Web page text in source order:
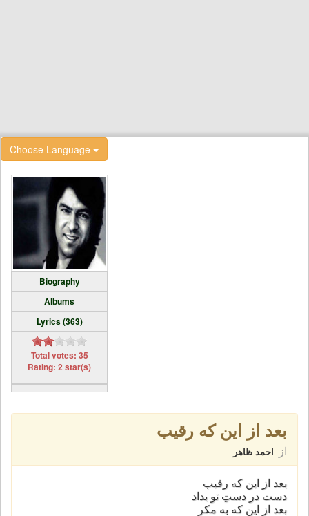
Choose Language
Biography
Albums
Lyrics (363)
Total votes: 35
Rating: 2 star(s)
بعد از اين كه رقيب
از احمد ظاهر
بعد از اين كه رقيب
دست در دستِ تو بداد
بعد از اين كه به مكر